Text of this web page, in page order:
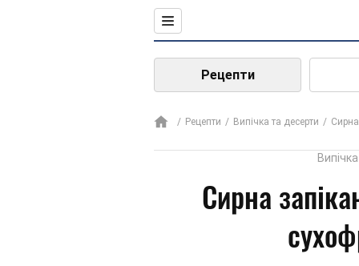
Рецепти
Рецепти Випічка та десерти
Сирна